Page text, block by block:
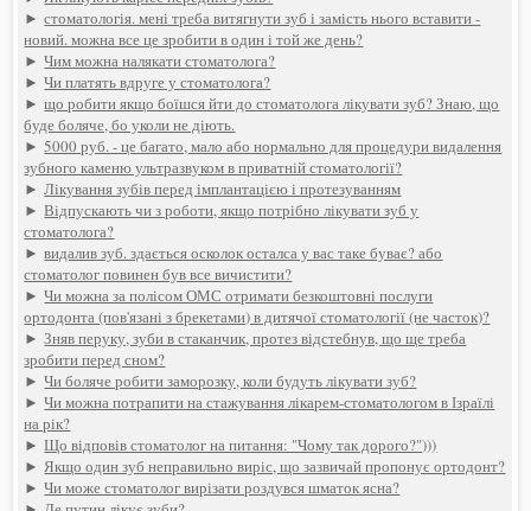
►стоматологія. мені треба витягнути зуб і замість нього вставити -
новий. можна все це зробити в один і той же день?
►Чим можна налякати стоматолога?
►Чи платять вдруге у стоматолога?
►що робити якщо боїшся йти до стоматолога лікувати зуб? Знаю, що
буде боляче, бо уколи не діють.
►5000 руб. - це багато, мало або нормально для процедури видалення
зубного каменю ультразвуком в приватній стоматології?
►Лікування зубів перед імплантацією і протезуванням
►Відпускають чи з роботи, якщо потрібно лікувати зуб у
стоматолога?
►видалив зуб. здається осколок осталса у вас таке буває? або
стоматолог повинен був все вичистити?
►Чи можна за полісом ОМС отримати безкоштовні послуги
ортодонта (пов'язані з брекетами) в дитячої стоматології (не часток)?
►Зняв перуку, зуби в стаканчик, протез відстебнув, що ще треба
зробити перед сном?
►Чи боляче робити заморозку, коли будуть лікувати зуб?
►Чи можна потрапити на стажування лікарем-стоматологом в Ізраїлі
на рік?
►Що відповів стоматолог на питання: "Чому так дорого?")))
►Якщо один зуб неправильно виріс, що зазвичай пропонує ортодонт?
►Чи може стоматолог вирізати роздувся шматок ясна?